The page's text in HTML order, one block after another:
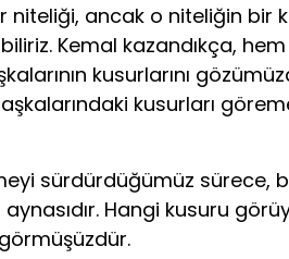
niteliği, ancak o niteliğin bir
Kemal kazandıkça,
kusurlarını
kusurları
sürdürdüğümüz sürece,
aynasıdır. Hangi kusuru